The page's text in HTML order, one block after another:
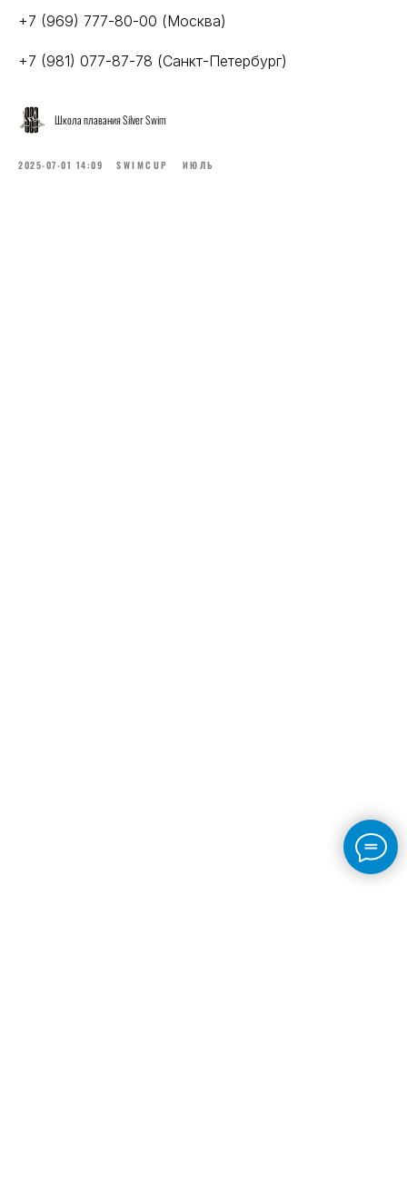
+7 (969) 777-80-00 (Москва)
+7 (981) 077-87-78 (Санкт-Петербург)
Школа плавания Silver Swim
2025-07-01 14:09 SWIMCUP ИЮЛЬ